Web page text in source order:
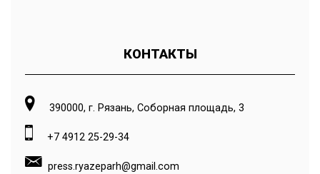
КОНТАКТЫ
390000, г. Рязань, Соборная площадь, 3
+7 4912 25-29-34
press.ryazeparh@gmail.com